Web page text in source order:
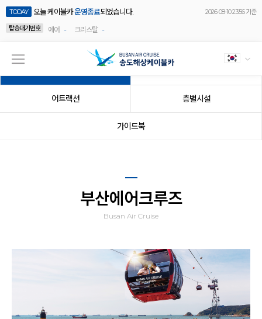
TODAY 오늘 케이블카운영종료되었습니다.
2026-08-10 23:56 기준
탑승대기번호
에어 - 크리스탈 -
어트랙션 층별시설
가이드북
부산에어크루즈
Busan Air Cruise